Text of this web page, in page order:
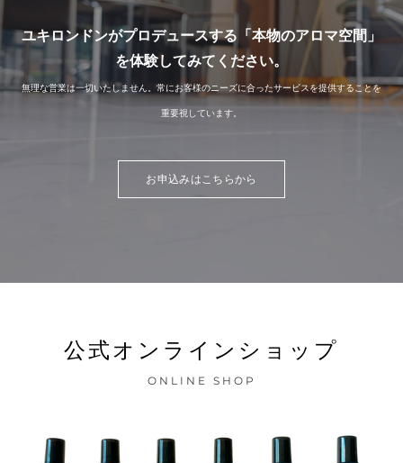
ユキロンドンがプロデュースする「本物のアロマ空間」
を体験してみてください。
無理な営業は一切いたしません。常にお客様のニーズに合ったサービスを提供することを
重要視しています。
お申込みはこちらから
​公式オンラインショップ
ONLINE SHOP